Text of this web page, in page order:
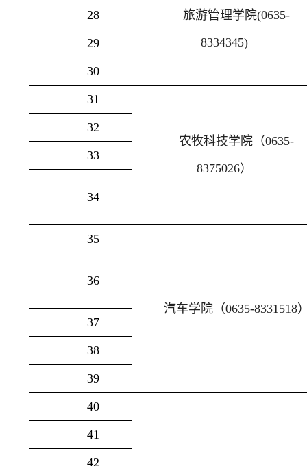
旅游管理学院(0635-
8334345)
28
29
30
31
农牧科技学院（0635-
8375026）
32
33
34
35
汽车学院（0635-8331518
36
37
38
39
40
41
42